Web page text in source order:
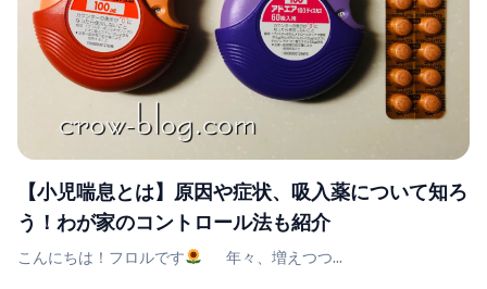
【小児喘息とは】原因や症状、吸入薬について知ろ
う！わが家のコントロール法も紹介
こんにちは！フロルです 年々、増えつつ...